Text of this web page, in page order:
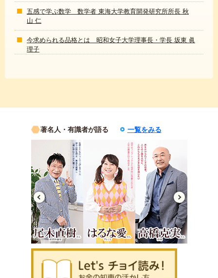
五感で学ぶ数学 数学者 東海大学教育開発研究所所長 秋
山 仁
今求められる品格とは 昭和女子大学理事長・学長 坂東 眞
理子
著名人・有識者が語る 一覧をみる